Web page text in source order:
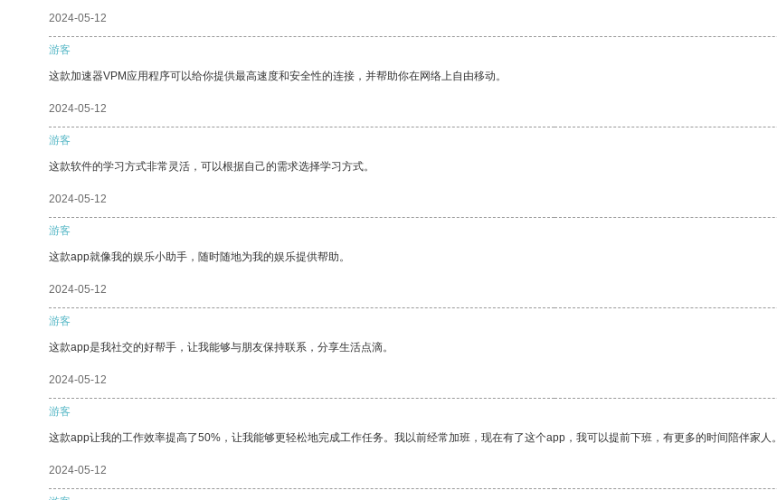
2024-05-12
游客
这款加速器VPM应用程序可以给你提供最高速度和安全性的连接，并帮助你在网络上自由移动。
2024-05-12
游客
这款软件的学习方式非常灵活，可以根据自己的需求选择学习方式。
2024-05-12
游客
这款app就像我的娱乐小助手，随时随地为我的娱乐提供帮助。
2024-05-12
游客
这款app是我社交的好帮手，让我能够与朋友保持联系，分享生活点滴。
2024-05-12
游客
这款app让我的工作效率提高了50%，让我能够更轻松地完成工作任务。我以前经常加班，现在有了这个app，我可以提前下班，有更多的时间陪伴家人。
2024-05-12